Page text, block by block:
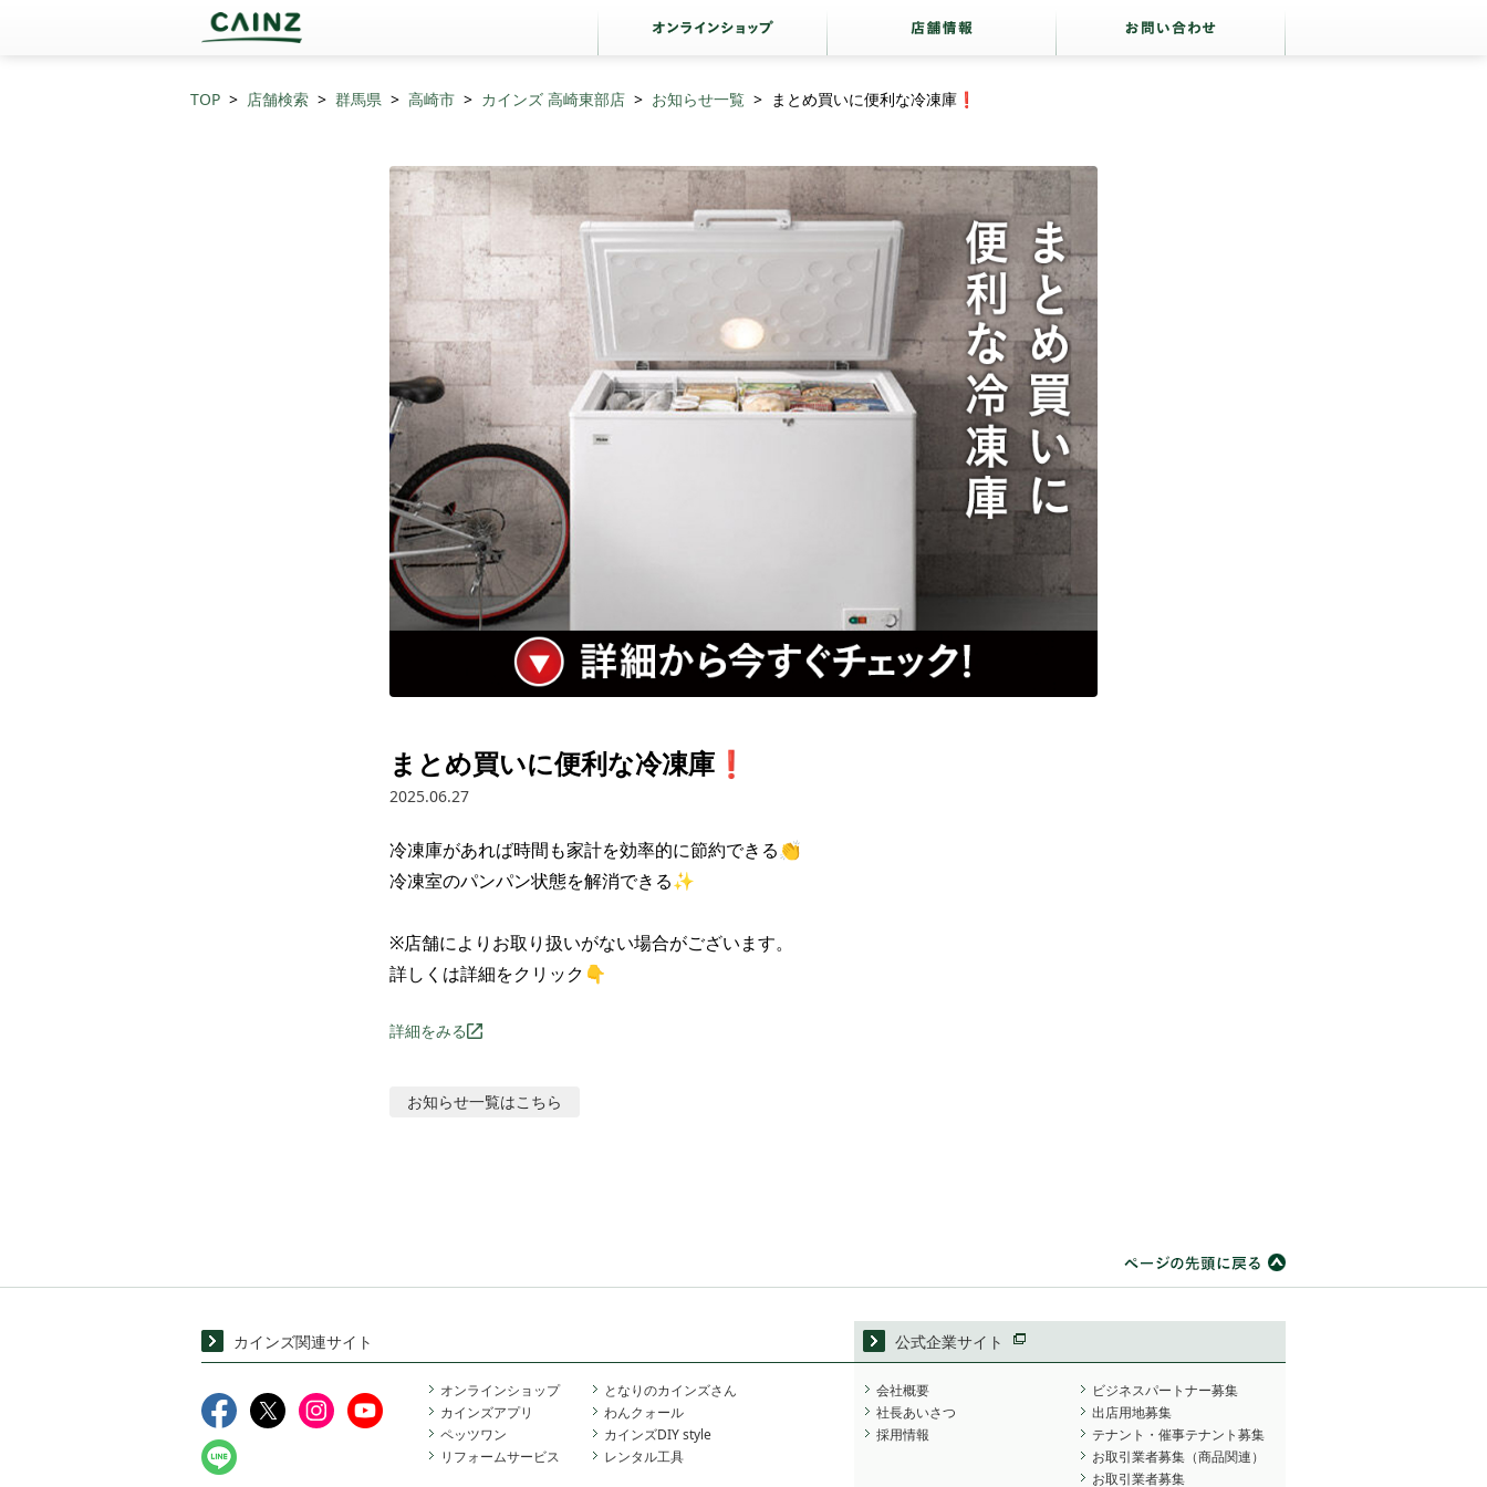
TOP 店舗検索 群馬県 高崎市 カインズ 高崎東部店 お知らせ一覧 まとめ買いに便利な冷凍庫❗
まとめ買いに便利な冷凍庫❗
2025.06.27
冷凍庫があれば時間も家計を効率的に節約できる👏
冷凍室のパンパン状態を解消できる✨
※店舗によりお取り扱いがない場合がございます。
詳しくは詳細をクリック👇
詳細をみる
お知らせ一覧はこちら
カインズ関連サイト
オンラインショップ
カインズアプリ
ペッツワン
リフォームサービス
となりのカインズさん
わんクォール
カインズDIY style
レンタル工具
公式企業サイト
会社概要
社長あいさつ
採用情報
ビジネスパートナー募集
出店用地募集
テナント・催事テナント募集
お取引業者募集（商品関連）
お取引業者募集